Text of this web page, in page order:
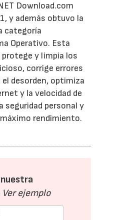
Download.com
y además obtuvo la
categoría
Operativo. Esta
y limpia los
corrige errores
desorden, optimiza
y la velocidad de
seguridad personal y
rendimiento.
Ver ejemplo